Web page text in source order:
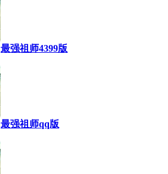
最强祖师4399版
最强祖师qq版